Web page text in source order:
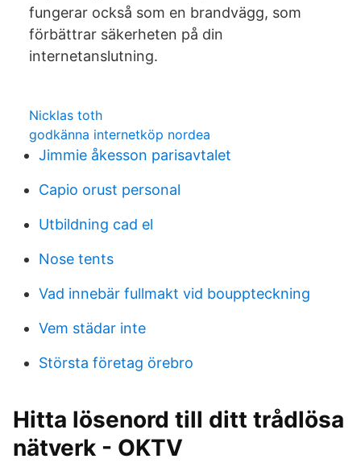
fungerar också som en brandvägg, som
förbättrar säkerheten på din
internetanslutning.
Nicklas toth
godkänna internetköp nordea
Jimmie åkesson parisavtalet
Capio orust personal
Utbildning cad el
Nose tents
Vad innebär fullmakt vid bouppteckning
Vem städar inte
Största företag örebro
Hitta lösenord till ditt trådlösa
nätverk - OKTV